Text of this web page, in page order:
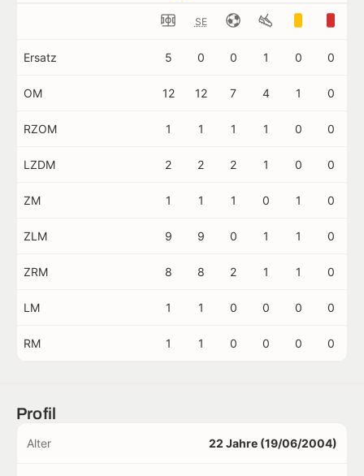
SE
Ersatz 5 0 0 1 0 0
OM 12 12 7 4 1 0
RZOM 1 1 1 1 0 0
LZDM 2 2 2 1 0 0
ZM 1 1 1 0 1 0
ZLM 9 9 0 1 1 0
ZRM 8 8 2 1 1 0
LM 1 1 0 0 0 0
RM 1 1 0 0 0 0
Profil
Alter 22 Jahre (19/06/2004)